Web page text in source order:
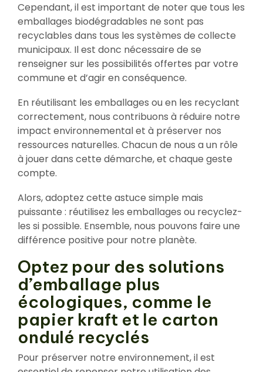
Cependant, il est important de noter que tous les
emballages biodégradables ne sont pas
recyclables dans tous les systèmes de collecte
municipaux. Il est donc nécessaire de se
renseigner sur les possibilités offertes par votre
commune et d’agir en conséquence.
En réutilisant les emballages ou en les recyclant
correctement, nous contribuons à réduire notre
impact environnemental et à préserver nos
ressources naturelles. Chacun de nous a un rôle
à jouer dans cette démarche, et chaque geste
compte.
Alors, adoptez cette astuce simple mais
puissante : réutilisez les emballages ou recyclez-
les si possible. Ensemble, nous pouvons faire une
différence positive pour notre planète.
Optez pour des solutions
d’emballage plus
écologiques, comme le
papier kraft et le carton
ondulé recyclés
Pour préserver notre environnement, il est